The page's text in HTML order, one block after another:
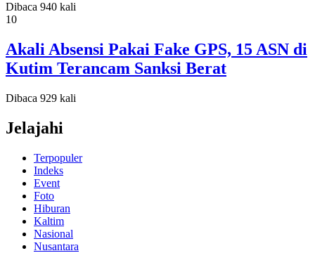
Dibaca 940 kali
10
Akali Absensi Pakai Fake GPS, 15 ASN di
Kutim Terancam Sanksi Berat
Dibaca 929 kali
Jelajahi
Terpopuler
Indeks
Event
Foto
Hiburan
Kaltim
Nasional
Nusantara